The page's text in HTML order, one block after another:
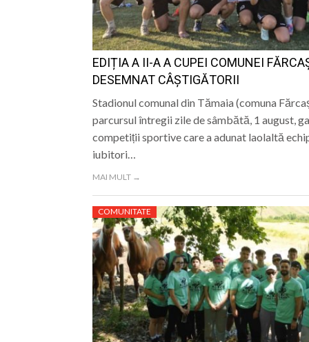
EDIȚIA A II-A A CUPEI COMUNEI
DESEMNAT CÂȘTIGĂTORII
Stadionul comunal din Tămaia (comuna
parcursul întregii zile de sâmbătă, 1 august,
competiții sportive care a adunat laolaltă
iubitori…
MAI MULT →
COMUNITATE